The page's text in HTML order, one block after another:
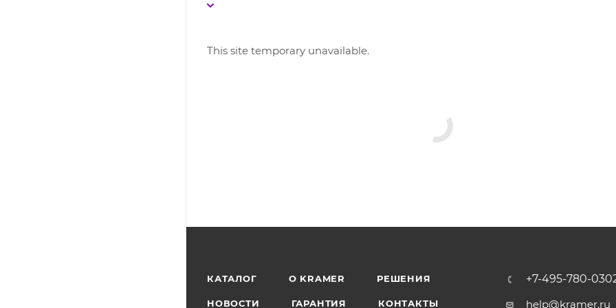
This site temporary unavailable.
КАТАЛОГ O KRAMER РЕШЕНИЯ
НОВОСТИ ГАРАНТИЯ КОНТАКТЫ
+7-495-780-
help@kramer.ru